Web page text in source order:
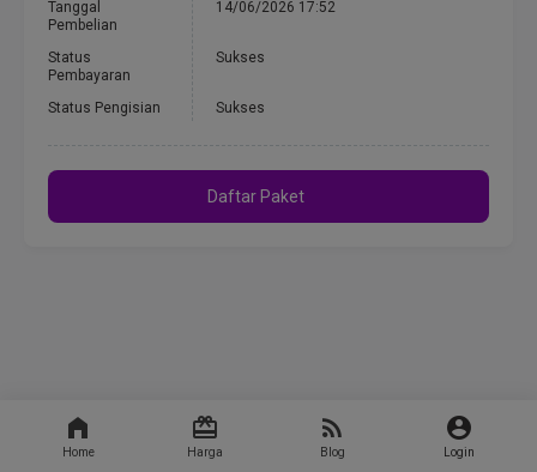
Home Harga Blog Login
Tanggal
Pembelian
14/06/2026 17:52
Status
Pembayaran
Sukses
Status Pengisian Sukses
Daftar Paket